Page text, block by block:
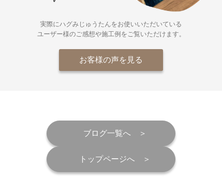
実際にハグみじゅうたんをお使いいただいている
ユーザー様のご感想や施工例をご覧いただけます。
お客様の声を見る
ブログ一覧へ
トップページへ